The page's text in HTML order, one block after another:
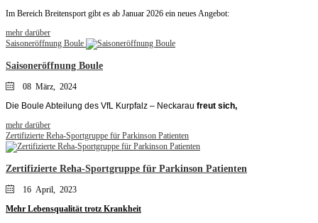
Im Bereich Breitensport gibt es ab Januar 2026 ein neues Angebot:
mehr darüber
Saisoneröffnung Boule
Saisoneröffnung Boule
08 März, 2024
Die Boule Abteilung des VfL Kurpfalz – Neckarau freut sich,
mehr darüber
Zertifizierte Reha-Sportgruppe für Parkinson Patienten
Zertifizierte Reha-Sportgruppe für Parkinson Patienten
16 April, 2023
Mehr Lebensqualität trotz Krankheit